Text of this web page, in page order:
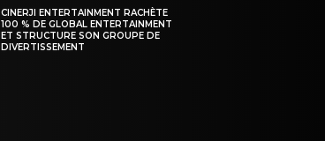
CINERJI ENTERTAINMENT RACHÈTE
100 % DE GLOBAL ENTERTAINMENT
ET STRUCTURE SON GROUPE DE
DIVERTISSEMENT